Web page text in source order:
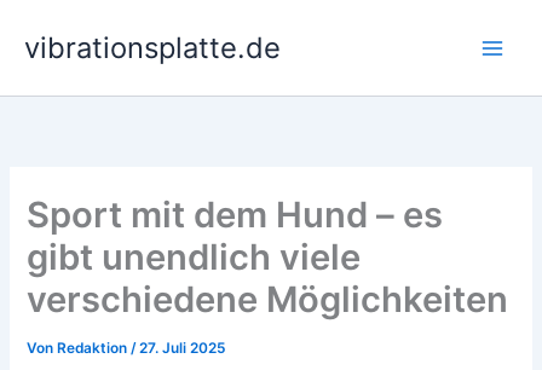
Inhaltvibrationsplatte.de
Sport mit dem Hund – es
gibt unendlich viele
verschiedene Möglichkeiten
Von Redaktion/27. Juli 2025